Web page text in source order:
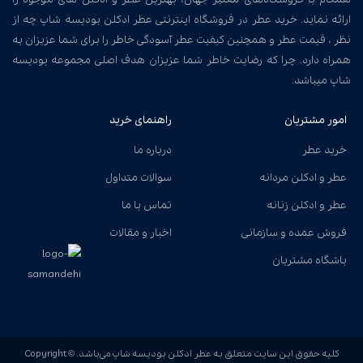
ارائه نماید. خرید عطر در فروشگاه اینترنتی عطر ادکلن بودیسه شاپ چه از
نظر ، قیمت عطر و همچنین کیفیت عطر آسودگی خاطر را برای شما عزیزان به
همراه دارد. چرا که رضایت خاطر شما عزیزان هدف اصلی مجموعه بودیسه
شاپ میباشد.
امور مشتریان
خرید عطر
عطر و ادکلن مردانه
عطر و ادکلن زنانه
فروش عمده و سازمانی
باشگاه مشتریان
راهنمای خرید
درباره ما
سوالات متداول
تماس با ما
اخبار و مقالات
کلیه حقوق این سایت متعلق به عطر ادکلن بودیسه شاپ می‌باشد. Copyright ©